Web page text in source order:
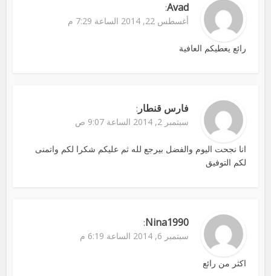
Avad
:
أغسطس 22, 2014 الساعة 7:29 م
رائع يعطيكم العافية
فارس قنطار :
سبتمبر 2, 2014 الساعة 9:07 ص
انا نجحت اليوم والفضل بيرجع لله ثم عليكم شكرا لكم واتمنى
لكم التوفيق
Nina1990
:
سبتمبر 6, 2014 الساعة 6:19 م
اكثر من رائع